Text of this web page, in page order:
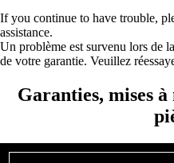
If you continue to have trouble,
assistance.
Un problème est survenu lors de
de votre garantie. Veuillez
Garanties, mises